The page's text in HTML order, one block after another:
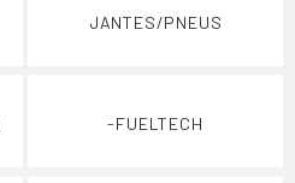
JANTES/PNEUS
-FUELTECH